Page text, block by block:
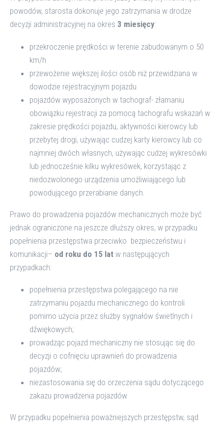
powodów, starosta dokonuje jego zatrzymania w drodze
decyzji administracyjnej na okres 3 miesięcy:
przekroczenie prędkości w terenie zabudowanym o 50
km/h
przewożenie większej ilości osób niż przewidziana w
dowodzie rejestracyjnym pojazdu
pojazdów wyposażonych w tachograf- złamaniu
obowiązku rejestracji za pomocą tachografu wskazań w
zakresie prędkości pojazdu, aktywności kierowcy lub
przebytej drogi, używając cudzej karty kierowcy lub co
najmniej dwóch własnych, używając cudzej wykresówki
lub jednocześnie kilku wykresówek, korzystając z
niedozwolonego urządzenia umożliwiającego lub
powodującego przerabianie danych.
Prawo do prowadzenia pojazdów mechanicznych może być
jednak ograniczone na jeszcze dłuższy okres, w przypadku
popełnienia przestępstwa przeciwko bezpieczeństwu i
komunikacji– od roku do 15 lat w następujących
przypadkach:
popełnienia przestępstwa polegającego na nie
zatrzymaniu pojazdu mechanicznego do kontroli
pomimo użycia przez służby sygnałów świetlnych i
dźwiękowych;
prowadząc pojazd mechaniczny nie stosując się do
decyzji o cofnięciu uprawnień do prowadzenia
pojazdów;
niezastosowania się do orzeczenia sądu dotyczącego
zakazu prowadzenia pojazdów
W przypadku popełnienia poważniejszych przestępstw, sąd